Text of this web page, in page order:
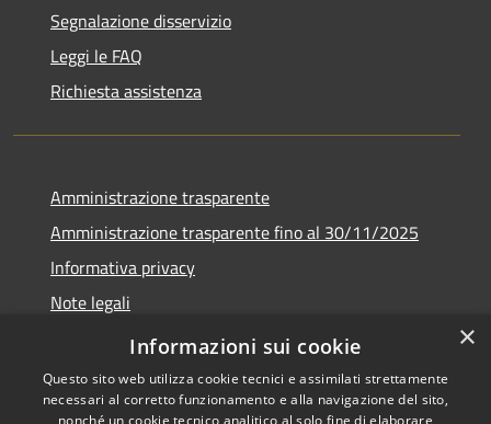
Segnalazione disservizio
Leggi le FAQ
Richiesta assistenza
Amministrazione trasparente
Amministrazione trasparente fino al 30/11/2025
Informativa privacy
Note legali
Dichiarazione di accessibilità
×
Informazioni sui cookie
Questo sito web utilizza cookie tecnici e assimilati strettamente
necessari al corretto funzionamento e alla navigazione del sito,
nonché un cookie tecnico analitico al solo fine di elaborare